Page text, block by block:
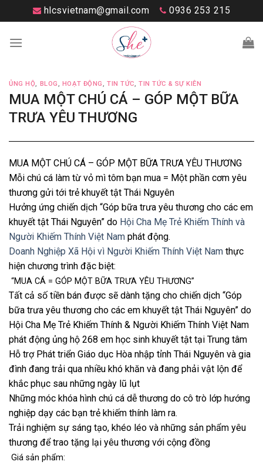
to
content
hlcsvietnam@gmail.com 0936 253 215
ỦNG HỘ, BLOG, HOẠT ĐỘNG,TIN TỨC,TIN TỨC & SỰ KIÊN
MUA MỘT CHÚ CÁ – GÓP MỘT BỮA
TRƯA YÊU THƯƠNG
MUA MỘT CHÚ CÁ – GÓP MỘT BỮA TRƯA YÊU THƯƠNG
Mỗi chú cá làm từ vỏ mì tôm bạn mua = Một phần cơm yêu
thương gửi tới trẻ khuyết tật Thái Nguyên
Hưởng ứng chiến dịch “Góp bữa trưa yêu thương cho các em
khuyết tật Thái Nguyên” do Hội Cha Mẹ Trẻ Khiếm Thính và
Người Khiếm Thính Việt Nam phát động.
Doanh Nghiệp Xã Hội vì Người Khiếm Thính Việt Nam thực
hiện chương trình đặc biệt:
“MUA CÁ = GÓP MỘT BỮA TRƯA YÊU THƯƠNG”
Tất cả số tiền bán được sẽ dành tặng cho chiến dịch “Góp
bữa trưa yêu thương cho các em khuyết tật Thái Nguyên” do
Hội Cha Mẹ Trẻ Khiếm Thính & Người Khiếm Thính Việt Nam
phát động ủng hộ 268 em học sinh khuyết tật tại Trung tâm
Hỗ trợ Phát triển Giáo dục Hòa nhập tỉnh Thái Nguyên và gia
đình đang trải qua nhiều khó khăn và đang phải vật lộn để
khắc phục sau những ngày lũ lụt
Những móc khóa hình chú cá dễ thương do cô trò lớp hướng
nghiệp dạy các bạn trẻ khiếm thính làm ra.
Trải nghiệm sự sáng tạo, khéo léo và những sản phẩm yêu
thương để trao tặng lại yêu thương với cộng đồng
Giá sản phẩm: